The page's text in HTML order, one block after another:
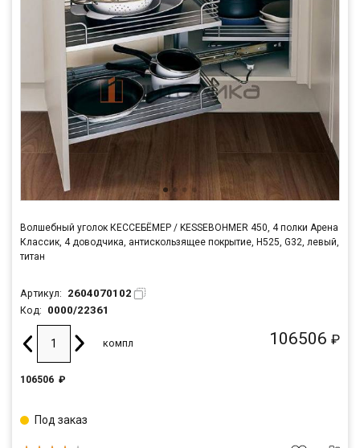
Волшебный уголок КЕССЕБЁМЕР / KESSEBOHMER 450, 4 полки Арена
Классик, 4 доводчика, антискользящее покрытие, H525, G32, левый,
титан
Артикул: 2604070102
Код: 0000/22361
106506 ₽
компл
106506 ₽
Под заказ